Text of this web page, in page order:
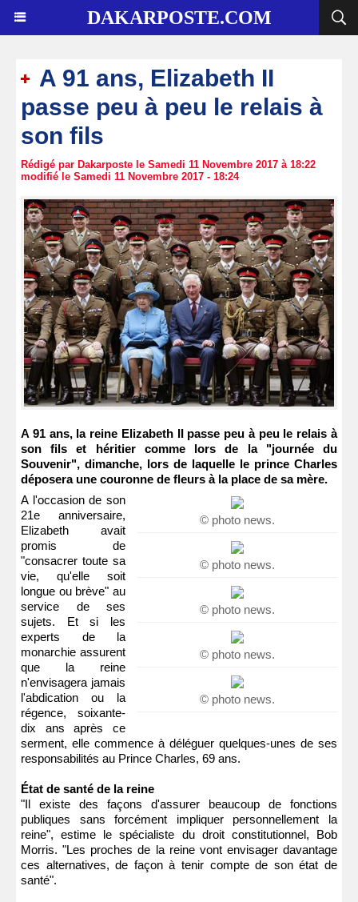
DAKARPOSTE.COM
A 91 ans, Elizabeth II
passe peu à peu le relais à
son fils
Rédigé par Dakarposte le Samedi 11 Novembre 2017 à 18:22
modifié le Samedi 11 Novembre 2017 - 18:24
A 91 ans, la reine Elizabeth II passe peu à peu le relais à
son fils et héritier comme lors de la "journée du
Souvenir", dimanche, lors de laquelle le prince Charles
déposera une couronne de fleurs à la place de sa mère.
© photo news.
© photo news.
© photo news.
© photo news.
© photo news.
A l'occasion de son
21e anniversaire,
Elizabeth avait
promis de
"consacrer toute sa
vie, qu'elle soit
longue ou brève" au
service de ses
sujets. Et si les
experts de la
monarchie assurent
que la reine
n'envisagera jamais
l'abdication ou la
régence, soixante-
dix ans après ce
serment, elle commence à déléguer quelques-unes de ses
responsabilités au Prince Charles, 69 ans.
État de santé de la reine
"Il existe des façons d'assurer beaucoup de fonctions
publiques sans forcément impliquer personnellement la
reine", estime le spécialiste du droit constitutionnel, Bob
Morris. "Les proches de la reine vont envisager davantage
ces alternatives, de façon à tenir compte de son état de
santé".